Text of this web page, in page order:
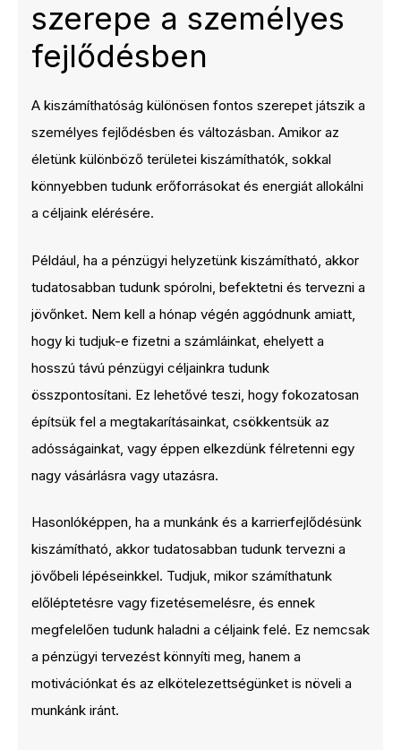
szerepe a személyes
fejlődésben
A kiszámíthatóság különösen fontos szerepet játszik a
személyes fejlődésben és változásban. Amikor az
életünk különböző területei kiszámíthatók, sokkal
könnyebben tudunk erőforrásokat és energiát allokálni
a céljaink elérésére.
Például, ha a pénzügyi helyzetünk kiszámítható, akkor
tudatosabban tudunk spórolni, befektetni és tervezni a
jövőnket. Nem kell a hónap végén aggódnunk amiatt,
hogy ki tudjuk-e fizetni a számláinkat, ehelyett a
hosszú távú pénzügyi céljainkra tudunk
összpontosítani. Ez lehetővé teszi, hogy fokozatosan
építsük fel a megtakarításainkat, csökkentsük az
adósságainkat, vagy éppen elkezdünk félretenni egy
nagy vásárlásra vagy utazásra.
Hasonlóképpen, ha a munkánk és a karrierfejlődésünk
kiszámítható, akkor tudatosabban tudunk tervezni a
jövőbeli lépéseinkkel. Tudjuk, mikor számíthatunk
előléptetésre vagy fizetésemelésre, és ennek
megfelelően tudunk haladni a céljaink felé. Ez nemcsak
a pénzügyi tervezést könnyíti meg, hanem a
motivációnkat és az elkötelezettségünket is növeli a
munkánk iránt.